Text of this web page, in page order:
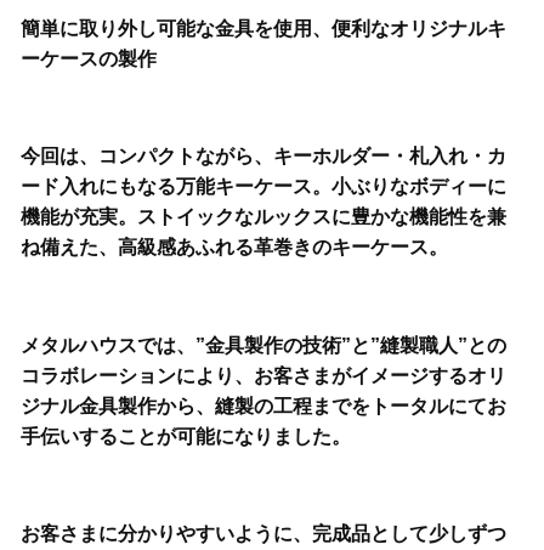
簡単に取り外し可能な金具を使用、便利なオリジナルキ
ーケースの製作
今回は、コンパクトながら、キーホルダー・札入れ・カ
ード入れにもなる万能キーケース。小ぶりなボディーに
機能が充実。ストイックなルックスに豊かな機能性を兼
ね備えた、高級感あふれる革巻きのキーケース。
メタルハウスでは、”金具製作の技術”と”縫製職人”との
コラボレーションにより、お客さまがイメージするオリ
ジナル金具製作から、縫製の工程までをトータルにてお
手伝いすることが可能になりました。
お客さまに分かりやすいように、完成品として少しずつ